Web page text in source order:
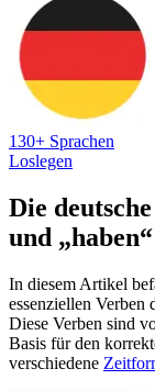
130+ Sprachen
Loslegen
Die
und „haben“
In diesem Artikel
essenziellen Verben
Diese Verben sind
Basis für den
verschiedene